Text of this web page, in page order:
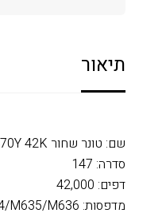
תיאור
שם: טונר שחור HP 147Y W1470Y 42K
סדרה: 147
דפים: 42,000
מדפסות: HP LaserJet Enterprise M611/M612, MFP M634/M635/M636